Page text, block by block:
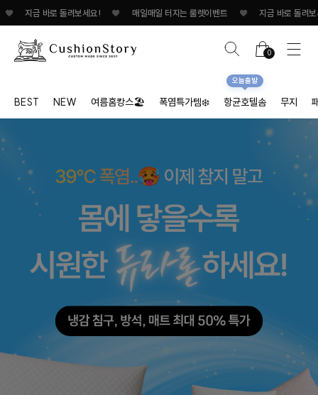
지금 바로 돌려보세요! ♥ 매일매일 터지는 룰렛이벤트 ♥ 지금 바로 돌려보세
0
BEST NEW 여름홈캉스🏖 폭염특가템❄️ 항균호텔솜
오늘출발
무지